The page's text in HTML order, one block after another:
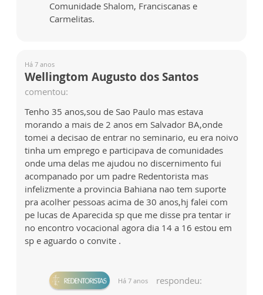
Comunidade Shalom, Franciscanas e
Carmelitas.
Há 7 anos
Wellingtom Augusto dos Santos
comentou:
Tenho 35 anos,sou de Sao Paulo mas estava
morando a mais de 2 anos em Salvador BA,onde
tomei a decisao de entrar no seminario, eu era noivo
tinha um emprego e participava de comunidades
onde uma delas me ajudou no discernimento fui
acompanado por um padre Redentorista mas
infelizmente a provincia Bahiana nao tem suporte
pra acolher pessoas acima de 30 anos,hj falei com
pe lucas de Aparecida sp que me disse pra tentar ir
no encontro vocacional agora dia 14 a 16 estou em
sp e aguardo o convite .
Há 7 anos
respondeu: